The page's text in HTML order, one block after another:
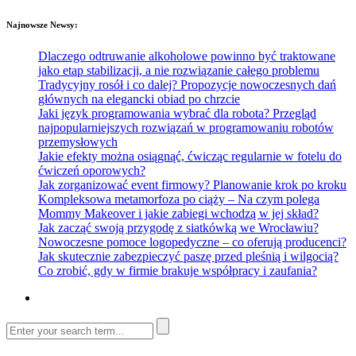
Najnowsze Newsy:
Dlaczego odtruwanie alkoholowe powinno być traktowane
jako etap stabilizacji, a nie rozwiązanie całego problemu
Tradycyjny rosół i co dalej? Propozycje nowoczesnych dań
głównych na elegancki obiad po chrzcie
Jaki język programowania wybrać dla robota? Przegląd
najpopularniejszych rozwiązań w programowaniu robotów
przemysłowych
Jakie efekty można osiągnąć, ćwicząc regularnie w fotelu do
ćwiczeń oporowych?
Jak zorganizować event firmowy? Planowanie krok po kroku
Kompleksowa metamorfoza po ciąży – Na czym polega
Mommy Makeover i jakie zabiegi wchodzą w jej skład?
Jak zacząć swoją przygodę z siatkówką we Wrocławiu?
Nowoczesne pomoce logopedyczne – co oferują producenci?
Jak skutecznie zabezpieczyć paszę przed pleśnią i wilgocią?
Co zrobić, gdy w firmie brakuje współpracy i zaufania?